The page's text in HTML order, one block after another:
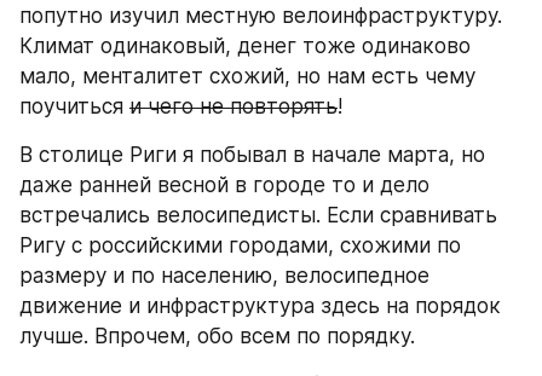
попутно изучил местную велоинфраструктуру.
Климат одинаковый, денег тоже одинаково
мало, менталитет схожий, но нам есть чему
поучиться и чего не повторять!
В столице Риги я побывал в начале марта, но
даже ранней весной в городе то и дело
встречались велосипедисты. Если сравнивать
Ригу с российскими городами, схожими по
размеру и по населению, велосипедное
движение и инфраструктура здесь на порядок
лучше. Впрочем, обо всем по порядку.